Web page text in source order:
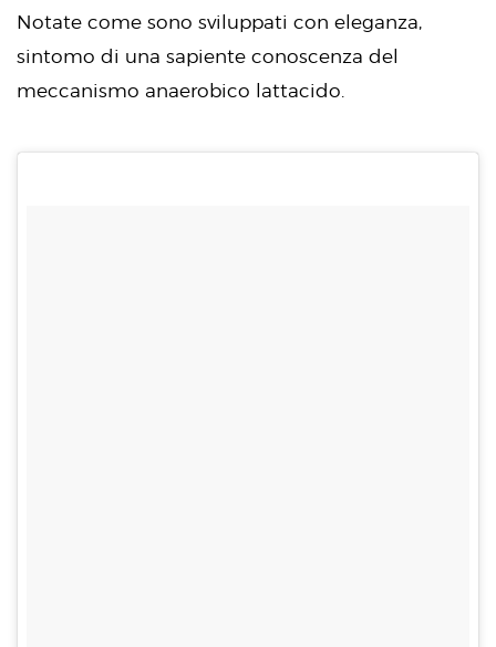
Notate come sono sviluppati con eleganza,
sintomo di una sapiente conoscenza del
meccanismo anaerobico lattacido.